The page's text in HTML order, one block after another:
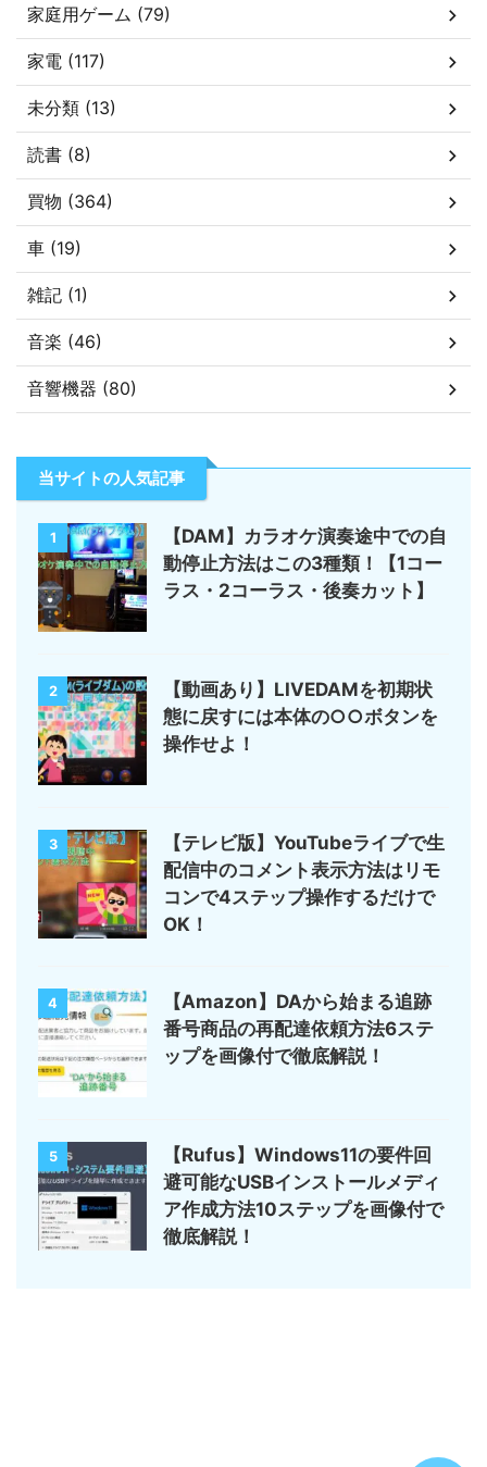
家庭用ゲーム (79)
家電 (117)
未分類 (13)
読書 (8)
買物 (364)
車 (19)
雑記 (1)
音楽 (46)
音響機器 (80)
当サイトの人気記事
1
【DAM】カラオケ演奏途中での自
動停止方法はこの3種類！【1コー
ラス・2コーラス・後奏カット】
2
【動画あり】LIVEDAMを初期状
態に戻すには本体の○○ボタンを
操作せよ！
3
【テレビ版】YouTubeライブで生
配信中のコメント表示方法はリモ
コンで4ステップ操作するだけで
OK！
4
【Amazon】DAから始まる追跡
番号商品の再配達依頼方法6ステ
ップを画像付で徹底解説！
5
【Rufus】Windows11の要件回
避可能なUSBインストールメディ
ア作成方法10ステップを画像付で
徹底解説！